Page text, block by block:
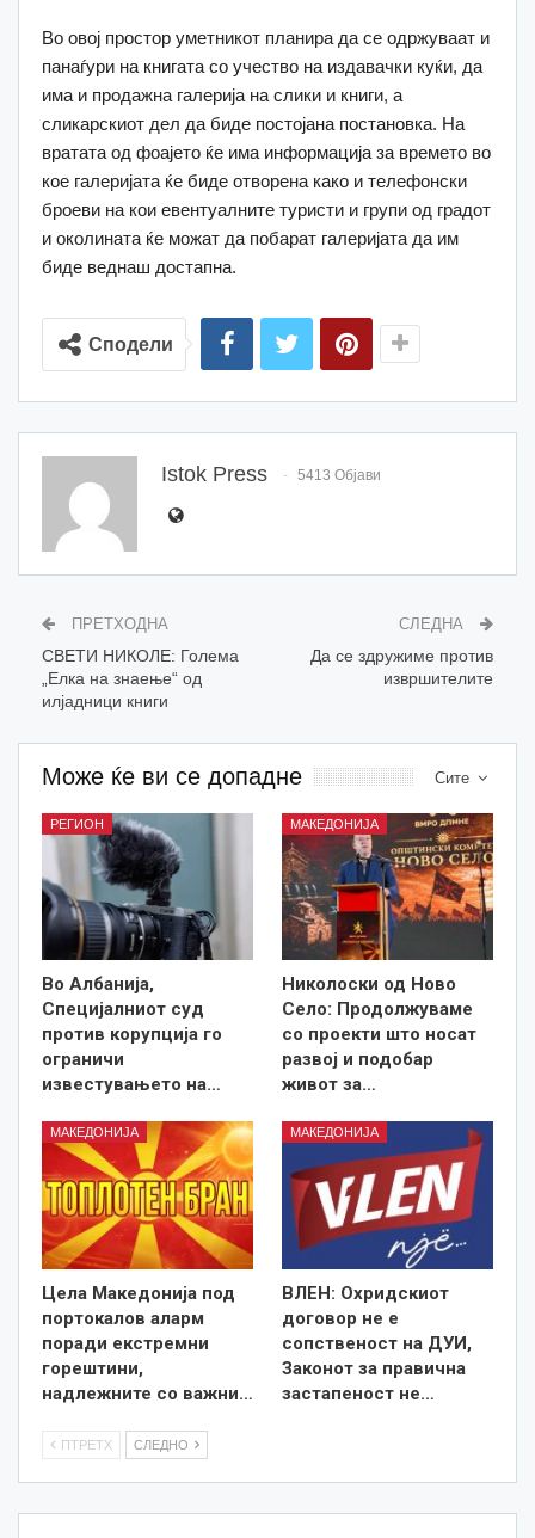
Во овој простор уметникот планира да се одржуваат и
панаѓури на книгата со учество на издавачки куќи, да
има и продажна галерија на слики и книги, а
сликарскиот дел да биде постојана постановка. На
вратата од фоајето ќе има информација за времето во
кое галеријата ќе биде отворена како и телефонски
броеви на кои евентуалните туристи и групи од градот
и околината ќе можат да побарат галеријата да им
биде веднаш достапна.
Сподели
Istok Press 5413 Објави
ПРЕТХОДНА
СВЕТИ НИКОЛЕ: Голема
„Елка на знаење“ од
илјадници книги
СЛЕДНА
Да се здружиме против
извршителите
Сите
Може ќе ви се допадне
РЕГИОН
Во Албанија,
Специјалниот суд
против корупција го
ограничи
известувањето на…
МАКЕДОНИЈА
Николоски од Ново
Село: Продолжуваме
со проекти што носат
развој и подобар
живот за…
МАКЕДОНИЈА
Цела Македонија под
портокалов аларм
поради екстремни
горештини,
надлежните со важни…
МАКЕДОНИЈА
ВЛЕН: Охридскиот
договор не е
сопственост на ДУИ,
Законот за правична
застапеност не…
ПТРЕТХ СЛЕДНО